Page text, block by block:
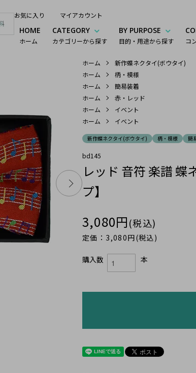
HOME
ホーム
CATEGORY
カテゴリーから探す
BY PURPOSE
目的・用途から探す コ
お気に入り マイアカウント
ホーム
新作蝶ネクタイ(ボウタイ)
ホーム
柄・模様
ホーム
簡易装着
ホーム
赤・レッド
ホーム
イベント
ホーム
イベント
新作蝶ネクタイ(ボウタイ) 柄・模様 簡
bd145
レッド 音符 楽譜 蝶
プ】
3,080円(税込)
定価：3,080円(税込)
購入数 本